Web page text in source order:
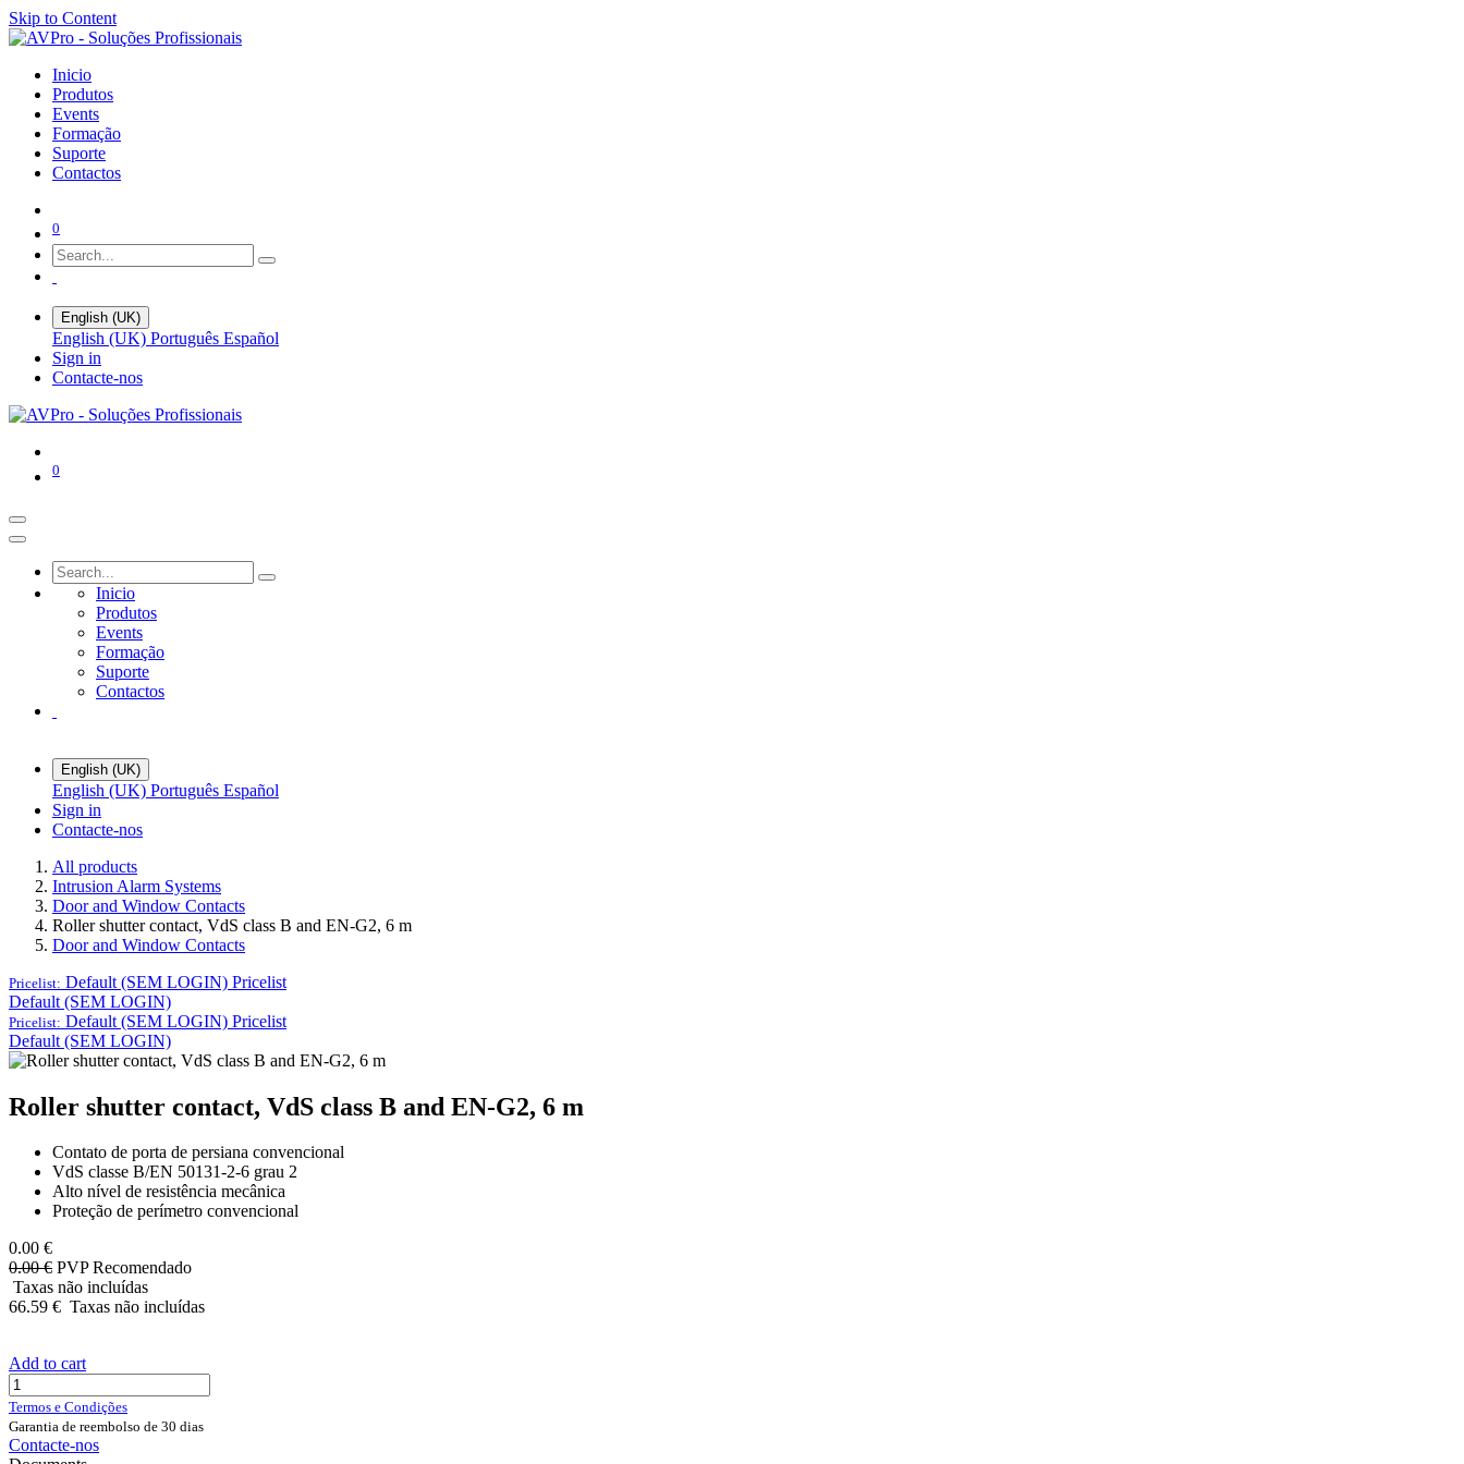
Skip to Content
Inicio
Produtos
Events
Formação
Suporte
Contactos
0
English (UK)
English (UK) Português Español
Sign in
Contacte-nos
0
Inicio
Produtos
Events
Formação
Suporte
Contactos
English (UK)
English (UK) Português Español
Sign in
Contacte-nos
All products
Intrusion Alarm Systems
Door and Window Contacts
Roller shutter contact, VdS class B and EN-G2, 6 m
Door and Window Contacts
Pricelist: Default (SEM LOGIN) Pricelist
Default (SEM LOGIN)
Pricelist: Default (SEM LOGIN) Pricelist
Default (SEM LOGIN)
Roller shutter contact, VdS class B and EN-G2, 6 m
Contato de porta de persiana convencional
VdS classe B/EN 50131-2-6 grau 2
Alto nível de resistência mecânica
Proteção de perímetro convencional
0.00 €
0.00€ PVP Recomendado
Taxas não incluídas
66.59 € Taxas não incluídas
Add to cart
Termos e Condições
Garantia de reembolso de 30 dias
Contacte-nos